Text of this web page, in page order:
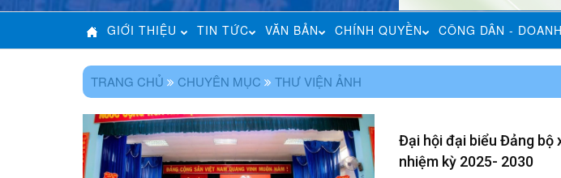
GIỚI THIỆU TIN TỨC VĂN BẢN CHÍNH QUYỀN CÔNG DÂN -
TRANG CHỦ CHUYÊN MỤC THƯ VIỆN ẢNH
Đại hội đại biểu Đảng bộ
nhiệm kỳ 2025- 2030